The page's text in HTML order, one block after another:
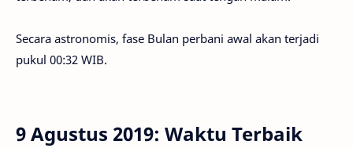
Secara astronomis, fase Bulan perbani awal akan terjadi
pukul 00:32 WIB.
9 Agustus 2019: Waktu Terbaik